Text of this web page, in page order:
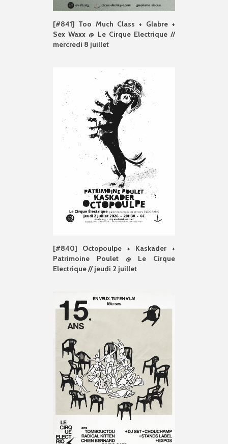
[#841] Too Much Class + Glabre +
Sex Waxx @ Le Cirque Electrique //
mercredi 8 juillet
[#840] Octopoulpe + Kaskader +
Patrimoine Poulet @ Le Cirque
Electrique // jeudi 2 juillet